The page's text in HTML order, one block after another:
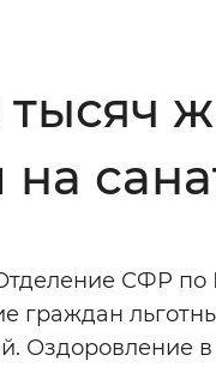
буквами :
:
тысяч
на
СФР по
граждан
Оздоровление